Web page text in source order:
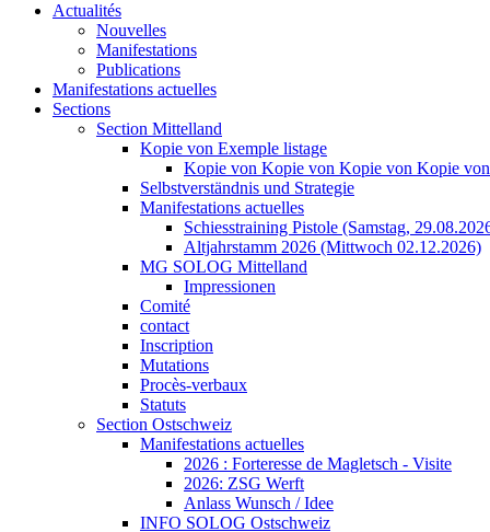
Actualités
Nouvelles
Manifestations
Publications
Manifestations actuelles
Sections
Section Mittelland
Kopie von Exemple listage
Kopie von Kopie von Kopie von Kopie
Selbstverständnis und Strategie
Manifestations actuelles
Schiesstraining Pistole (Samstag,
Altjahrstamm 2026 (Mittwoch 02.12.2026)
MG SOLOG Mittelland
Impressionen
Comité
contact
Inscription
Mutations
Procès-verbaux
Statuts
Section Ostschweiz
Manifestations actuelles
2026 : Forteresse de Magletsch - Visite
2026: ZSG Werft
Anlass Wunsch / Idee
INFO SOLOG Ostschweiz